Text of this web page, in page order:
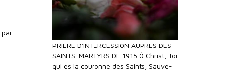
par
PRIERE D'INTERCESSI0N AUPRES DES
SAINTS-MARTYRS DE 1915 Ô Christ, Toi
qui es la couronne des Saints, Sauve-